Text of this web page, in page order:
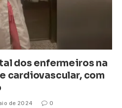
dos enfermeiros na
cardiovascular, com
de 2024 0